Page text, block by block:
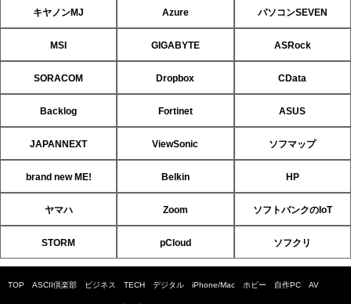
キヤノンMJ Azure パソコンSEVEN
MSI GIGABYTE ASRock
SORACOM Dropbox CData
Backlog Fortinet ASUS
JAPANNEXT ViewSonic ソフマップ
brand new ME! Belkin HP
ヤマハ Zoom ソフトバンクのIoT
STORM pCloud ソフクリ
TOP ASCII倶楽部 ビジネス TECH デジタル iPhone/Mac ホビー 自作PC AV